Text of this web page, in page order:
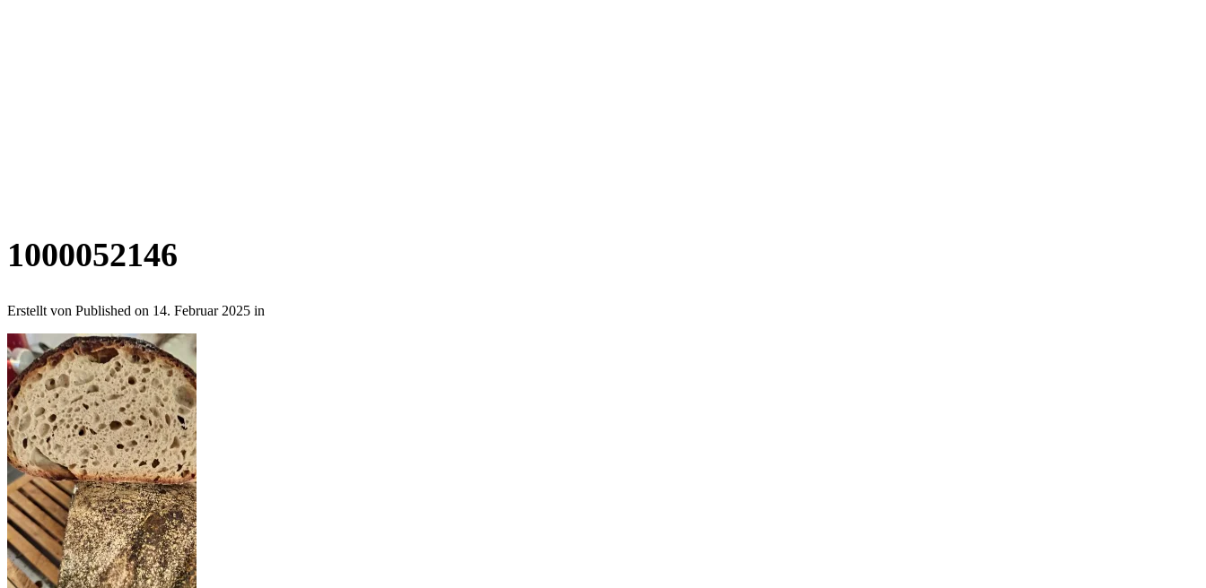
1000052146
Erstellt von Published on 14. Februar 2025 in